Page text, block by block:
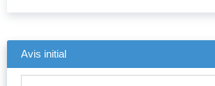
Avis initial